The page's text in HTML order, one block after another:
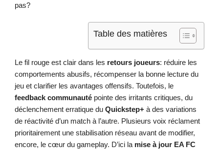
pas?
Table des matières
Le fil rouge est clair dans les retours joueurs: réduire les
comportements abusifs, récompenser la bonne lecture du
jeu et clarifier les avantages offensifs. Toutefois, le
feedback communauté pointe des irritants critiques, du
déclenchement erratique du Quickstep+ à des variations
de réactivité d’un match à l’autre. Plusieurs voix réclament
prioritairement une stabilisation réseau avant de modifier,
encore, le cœur du gameplay. D’ici la mise à jour EA FC